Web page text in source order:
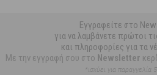
Εγγραφείτε στο
για να λαμβάνετε πρώτοι
και πληροφορίες για τα
Με την εγγραφή σου στο Newsletter
*ισχύει για παραγγελία